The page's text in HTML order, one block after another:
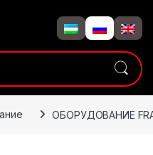
ОБОРУДОВАНИЕ